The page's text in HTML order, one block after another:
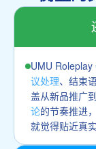
UMU Roleplay
议处理、结束
盖从新品推广
论的节奏推进
就觉得贴近真